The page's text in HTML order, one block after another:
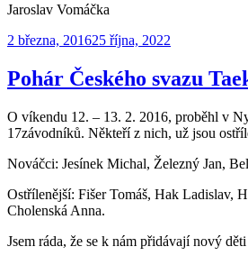
Jaroslav Vomáčka
Publikováno
2 března, 201625 října, 2022
Pohár Českého svazu
O víkendu 12. – 13. 2. 2016, proběhl v
17závodníků. Někteří z nich, už jsou
Nováčci: Jesínek Michal, Železný Jan,
Ostřílenější: Fišer Tomáš, Hak Ladislav,
Cholenská Anna.
Jsem ráda, že se k nám přidávají nový